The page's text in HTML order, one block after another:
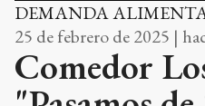
DEMANDA
25 de febrero de 2025 |
Comedor